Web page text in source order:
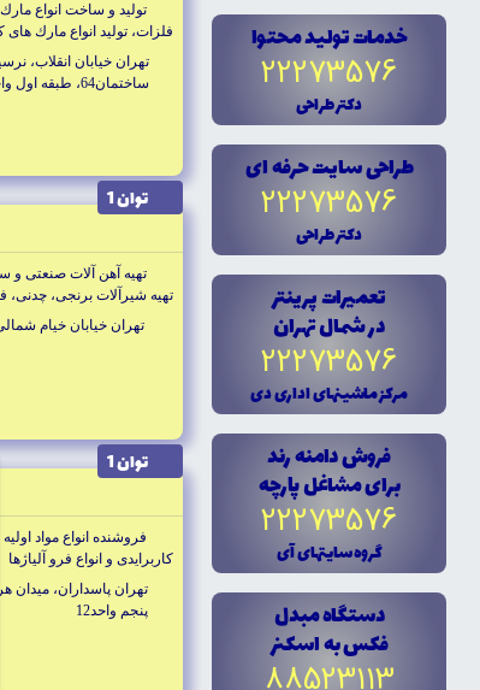
خدمات توليد محتوا
22273576
دکتر طراحى
طراحى سايت حرفه اى
22273576
دکتر طراحى
تعميرات پرينتر
در شمال تهران
22273576
مرکز ماشينهاى ادارى دى
فروش دامنه رند
براى مشاغل پارچه
22273576
گروه سايتهاى آى
دستگاه مبدل
فکس به اسکنر
توليد و ساخت انواع
فلزات، توليد انواع مارك
تهران خيابان انقلاب،
ساختمان64، طبقه اول واحد3
توان 1
تهيه آهن آلات صنعتى و
تهيه شيرآلات برنجى، چدنى،
جوشى و دنده
تهران خيابان خيام
توان 1
فروشنده انواع مواد
كاربرايدى و انواع فرو آلياژها
تهران پاسداران، ميدان
پنجم واحد12